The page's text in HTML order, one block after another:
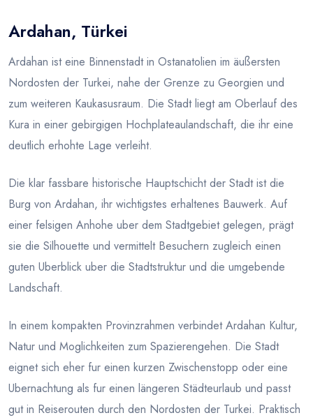
Blog
Ardahan, Türkei
Ardahan ist eine Binnenstadt in Ostanatolien im äußersten
Nordosten der Turkei, nahe der Grenze zu Georgien und
zum weiteren Kaukasusraum. Die Stadt liegt am Oberlauf des
Kura in einer gebirgigen Hochplateaulandschaft, die ihr eine
deutlich erhohte Lage verleiht.
Die klar fassbare historische Hauptschicht der Stadt ist die
Burg von Ardahan, ihr wichtigstes erhaltenes Bauwerk. Auf
einer felsigen Anhohe uber dem Stadtgebiet gelegen, prägt
sie die Silhouette und vermittelt Besuchern zugleich einen
guten Uberblick uber die Stadtstruktur und die umgebende
Landschaft.
In einem kompakten Provinzrahmen verbindet Ardahan Kultur,
Natur und Moglichkeiten zum Spazierengehen. Die Stadt
eignet sich eher fur einen kurzen Zwischenstopp oder eine
Ubernachtung als fur einen längeren Städteurlaub und passt
gut in Reiserouten durch den Nordosten der Turkei. Praktisch